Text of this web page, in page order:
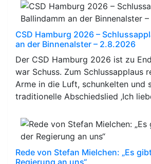
CSD Hamburg 2026 –
an der Binnenalster – 2.8.2026
Der CSD Hamburg 2026 ist zu
war Schuss. Zum Schlussapplaus
Arme in die Luft, schunkelten und
traditionelle Abschiedslied ‚Ich
Rede von Stefan Mielchen: „Es
Regierung an uns“